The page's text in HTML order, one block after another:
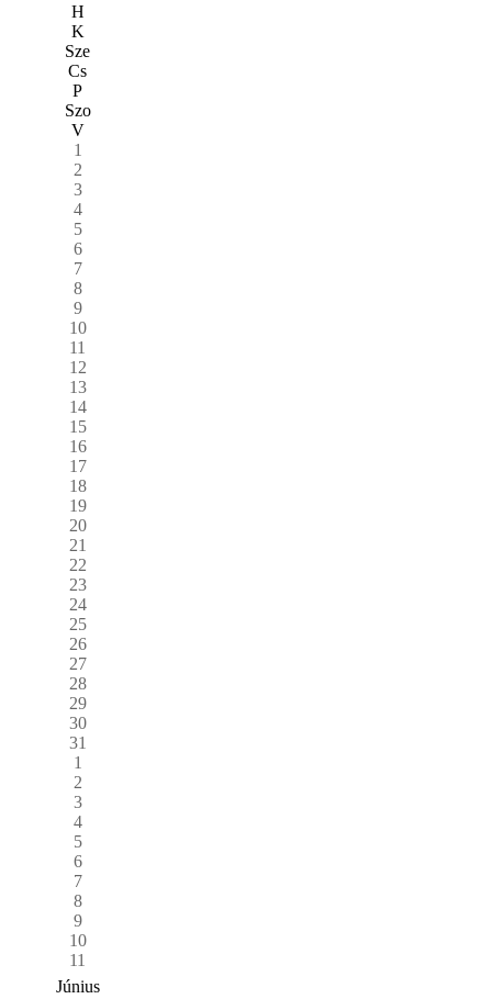
H
K
Sze
Cs
P
Szo
V
1
2
3
4
5
6
7
8
9
10
11
12
13
14
15
16
17
18
19
20
21
22
23
24
25
26
27
28
29
30
31
1
2
3
4
5
6
7
8
9
10
11
Június